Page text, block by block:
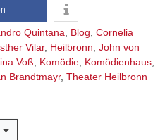
Quintana, Blog, Cornelia
Vilar, Heilbronn, John von
Voß, Komödie, Komödienhaus,
Brandtmayr, Theater Heilbronn